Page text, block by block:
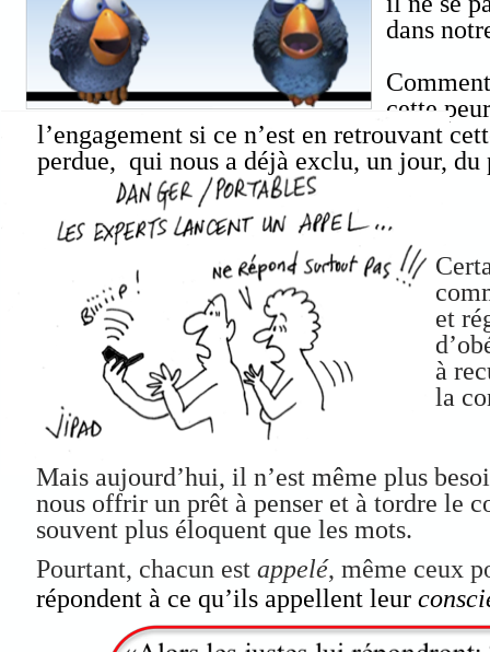
dans
cette
l’engagement si ce n’est en retrouvant
perdue, qui nous a déjà exclu, un jour, du
et
à
la
Mais aujourd’hui, il n’est même plus
nous offrir un prêt à penser et à tordre le
souvent plus éloquent que les mots.
Pourtant, chacun est appelé, même ceux
répondent à ce qu’ils appellent leur